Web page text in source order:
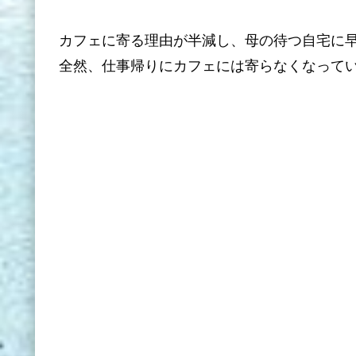
カフェに寄る理由が半減し、母の待つ自宅に
全然、仕事帰りにカフェには寄らなくなって